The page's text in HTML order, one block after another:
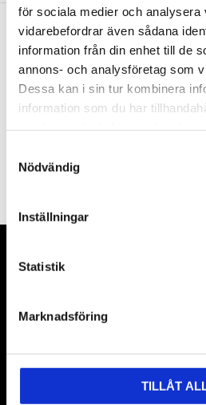
för sociala medier och analysera
vidarebefordrar även sådana
information från din enhet till de
annons- och analysföretag som
Dessa kan i sin tur kombinera
information som du har
Nödvändig
Inställningar
Statistik
Marknadsföring
TILLÅT
Dina personuppgifter behandlas i
VÅRA LEVERANTÖRER
& däckmaskiner och Master
kunden.